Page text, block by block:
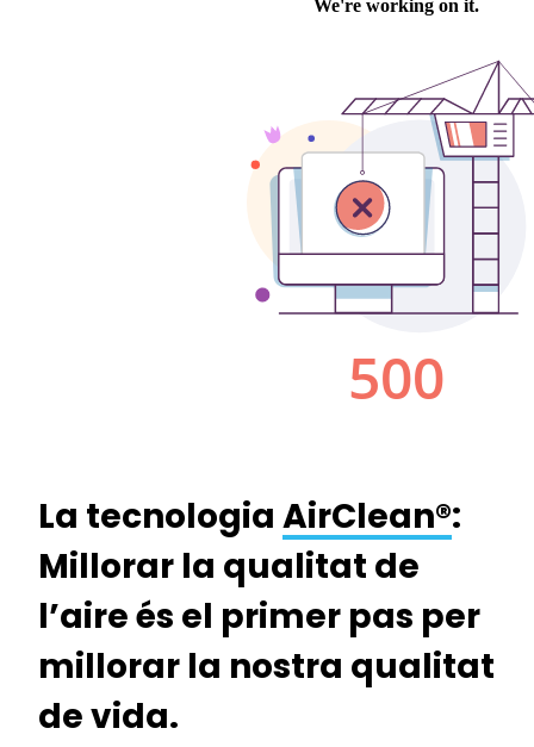
La tecnologia AirClean®:
Millorar la qualitat de
l’aire és el primer pas per
millorar la nostra qualitat
de vida.